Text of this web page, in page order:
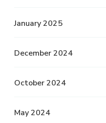
January 2025
December 2024
October 2024
May 2024